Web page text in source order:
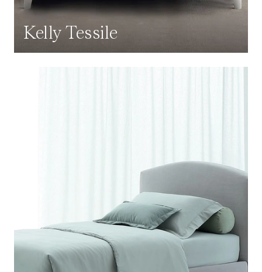
Kelly Tessile